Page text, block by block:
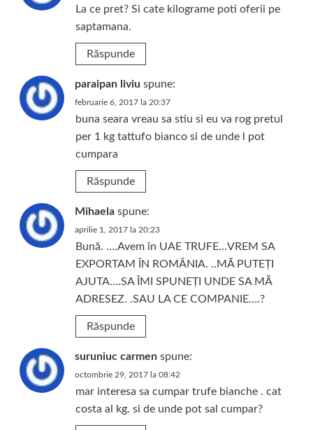
La ce pret? Si cate kilograme poti oferii pe
saptamana.
Răspunde
paraipan liviu spune:
februarie 6, 2017 la 20:37
buna seara vreau sa stiu si eu va rog pretul
per 1 kg tattufo bianco si de unde l pot
cumpara
Răspunde
Mihaela spune:
aprilie 1, 2017 la 20:23
Bună. ….Avem în UAE TRUFE…VREM SA
EXPORTAM ÎN ROMÂNIA. ..MĂ PUTEȚI
AJUTA….SA ÎMI SPUNEȚI UNDE SA MĂ
ADRESEZ. .SAU LA CE COMPANIE….?
Răspunde
suruniuc carmen spune:
octombrie 29, 2017 la 08:42
mar interesa sa cumpar trufe bianche . cat
costa al kg. si de unde pot sal cumpar?